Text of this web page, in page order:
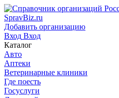
SpravBiz.ru
Добавить организацию
Вход Вход
Каталог
Авто
Аптеки
Ветеринарные клиники
Где поесть
Госуслуги